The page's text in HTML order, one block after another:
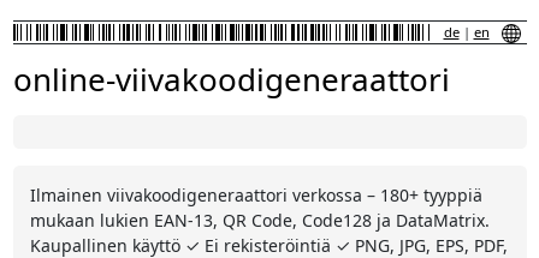
de| en
online-viivakoodigeneraattori
Ilmainen viivakoodigeneraattori verkossa – 180+ tyyppiä
mukaan lukien EAN-13, QR Code, Code128 ja DataMatrix.
Kaupallinen käyttö ✓ Ei rekisteröintiä ✓ PNG, JPG, EPS, PDF,